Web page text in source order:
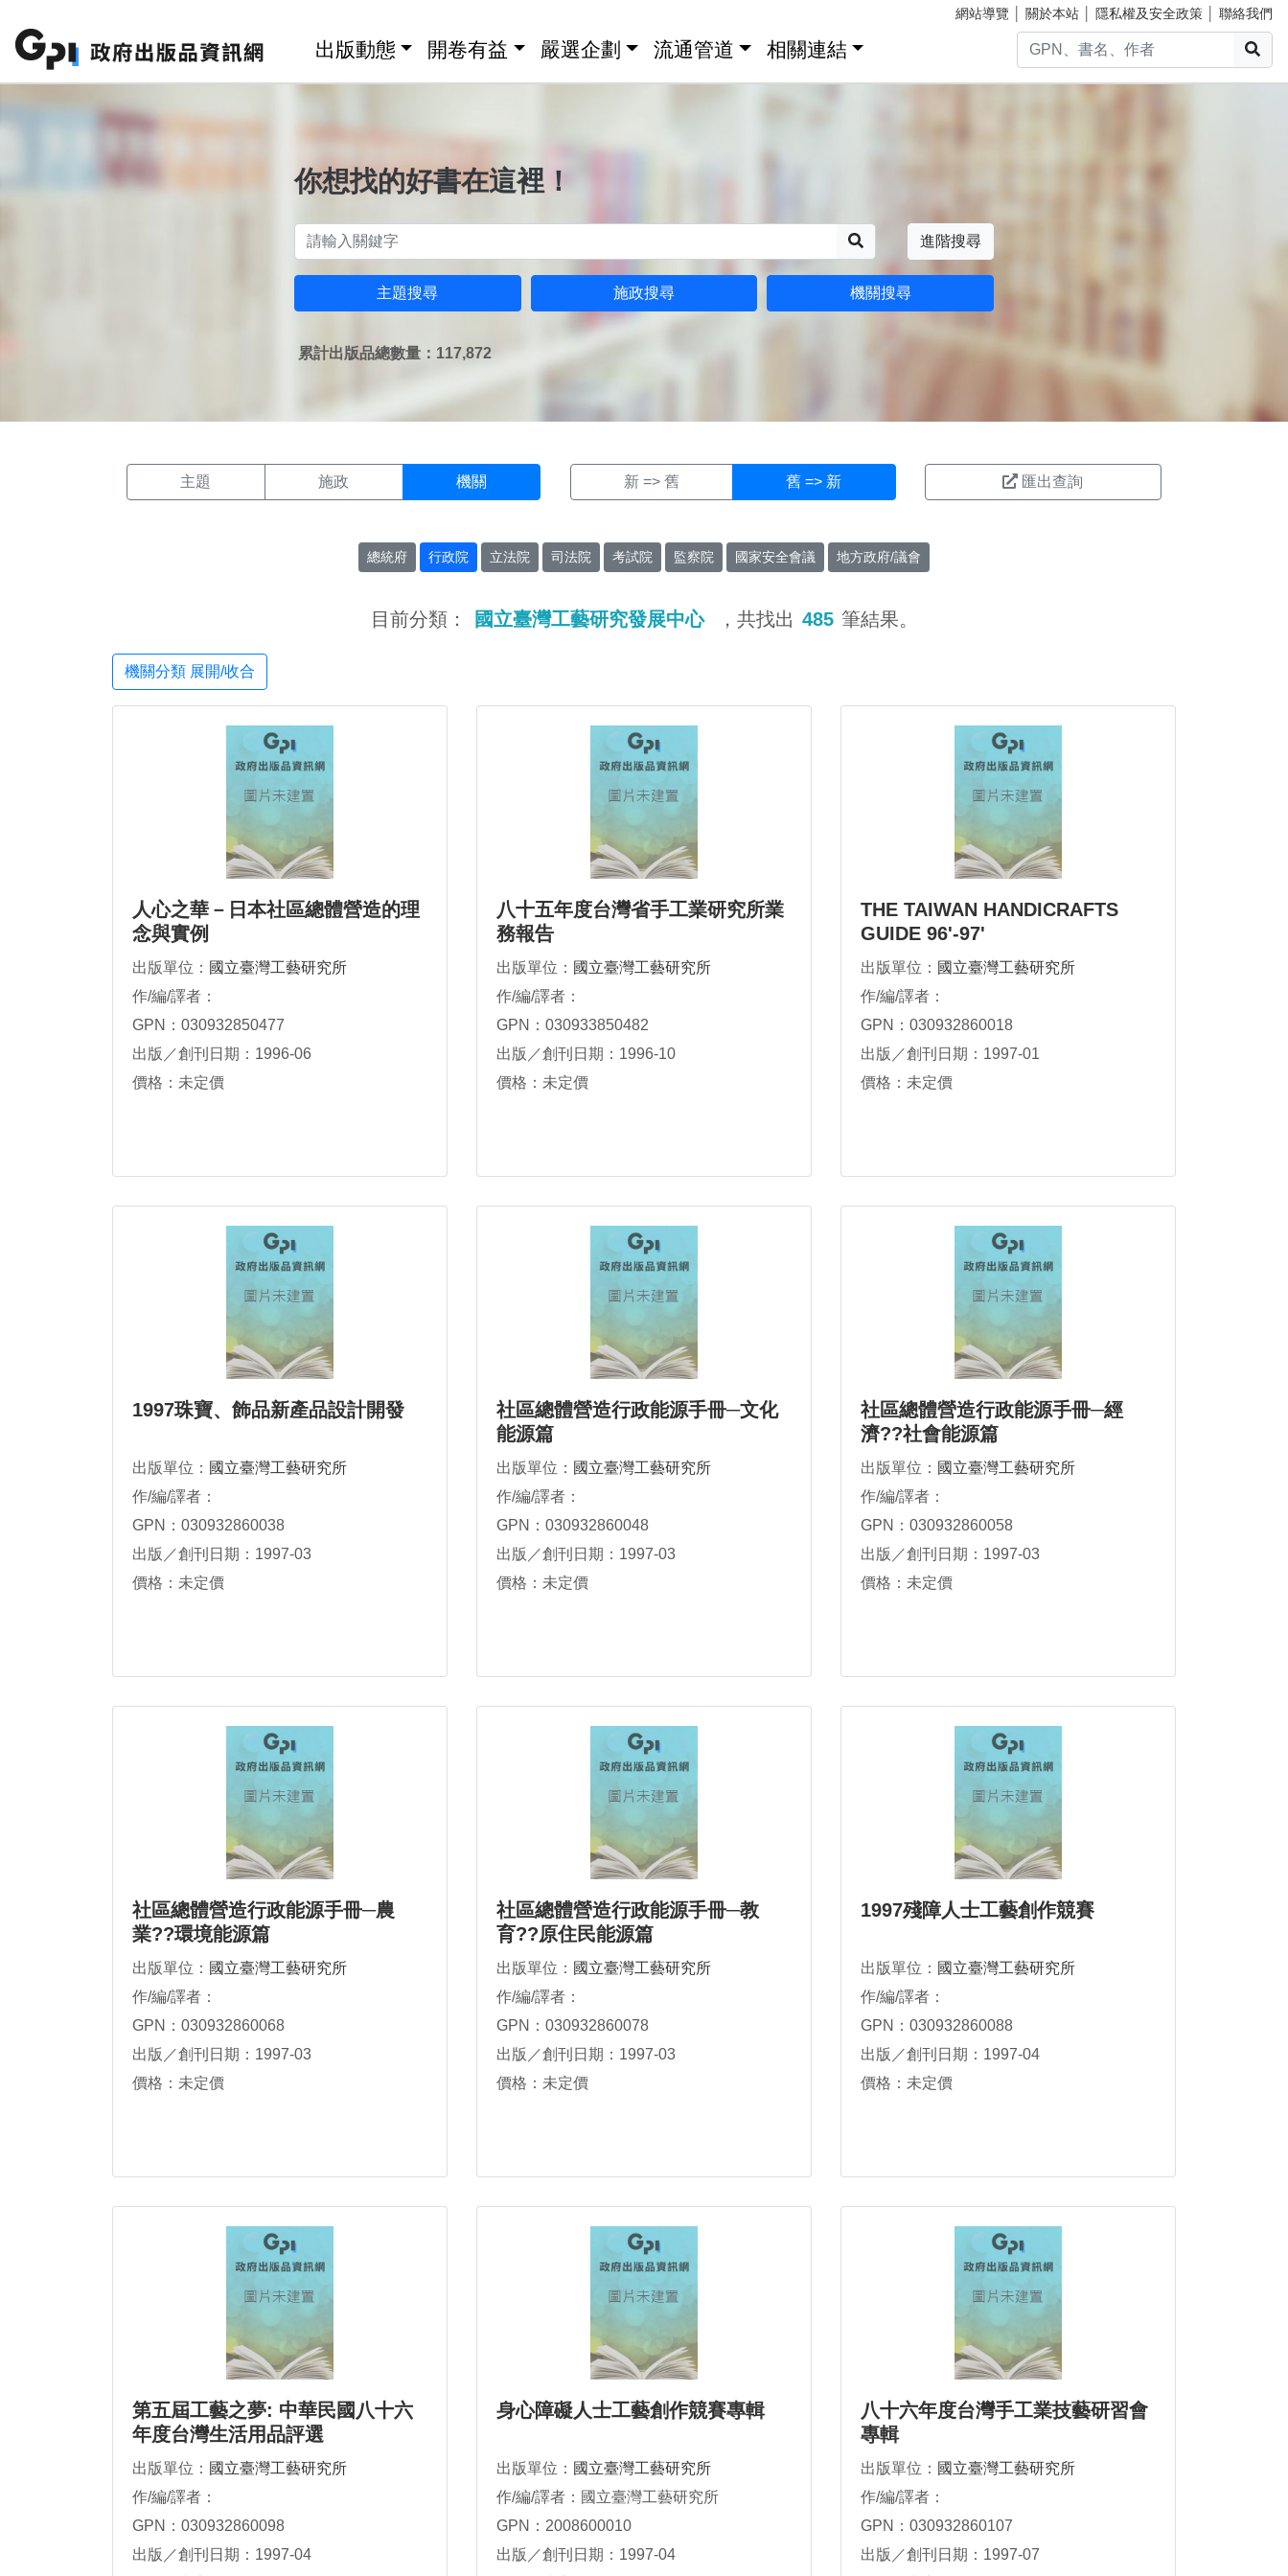
網站導覽 關於本站 隱私權及安全政策 聯絡我們
出版動態 開卷有益 嚴選企劃 流通管道 相關連結
你想找的好書在這裡！
進階搜尋
主題搜尋 施政搜尋 機關搜尋
累計出版品總數量：117,872
主題 施政 機關 新 => 舊 舊 => 新 匯出查詢
總統府 行政院 立法院 司法院 考試院 監察院 國家安全會議 地方政府/議會
目前分類： 國立臺灣工藝研究發展中心 ，共找出 485 筆結果。
機關分類 展開/收合
人心之華－日本社區總體營造的理
念與實例
出版單位： 國立臺灣工藝研究所
作/編/譯者：
GPN：030932850477
出版／創刊日期：1996-06
價格：未定價
八十五年度台灣省手工業研究所業
務報告
出版單位： 國立臺灣工藝研究所
作/編/譯者：
GPN：030933850482
出版／創刊日期：1996-10
價格：未定價
THE TAIWAN HANDICRAFTS
GUIDE 96'-97'
出版單位： 國立臺灣工藝研究所
作/編/譯者：
GPN：030932860018
出版／創刊日期：1997-01
價格：未定價
1997珠寶、飾品新產品設計開發
出版單位： 國立臺灣工藝研究所
作/編/譯者：
GPN：030932860038
出版／創刊日期：1997-03
價格：未定價
社區總體營造行政能源手冊─文化
能源篇
出版單位： 國立臺灣工藝研究所
作/編/譯者：
GPN：030932860048
出版／創刊日期：1997-03
價格：未定價
社區總體營造行政能源手冊─經
濟??社會能源篇
出版單位： 國立臺灣工藝研究所
作/編/譯者：
GPN：030932860058
出版／創刊日期：1997-03
價格：未定價
社區總體營造行政能源手冊─農
業??環境能源篇
出版單位： 國立臺灣工藝研究所
作/編/譯者：
GPN：030932860068
出版／創刊日期：1997-03
價格：未定價
社區總體營造行政能源手冊─教
育??原住民能源篇
出版單位： 國立臺灣工藝研究所
作/編/譯者：
GPN：030932860078
出版／創刊日期：1997-03
價格：未定價
1997殘障人士工藝創作競賽
出版單位： 國立臺灣工藝研究所
作/編/譯者：
GPN：030932860088
出版／創刊日期：1997-04
價格：未定價
第五屆工藝之夢: 中華民國八十六
年度台灣生活用品評選
出版單位： 國立臺灣工藝研究所
作/編/譯者：
GPN：030932860098
出版／創刊日期：1997-04
身心障礙人士工藝創作競賽專輯
出版單位： 國立臺灣工藝研究所
作/編/譯者：國立臺灣工藝研究所
GPN：2008600010
出版／創刊日期：1997-04
八十六年度台灣手工業技藝研習會
專輯
出版單位： 國立臺灣工藝研究所
作/編/譯者：
GPN：030932860107
出版／創刊日期：1997-07